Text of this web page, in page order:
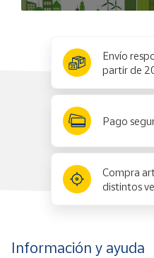
Envío
partir de
Pago
Compra
distintos
Información y ayuda